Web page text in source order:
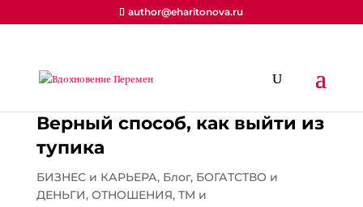
author@eharitonova.ru
Верный способ, как выйти из
тупика
БИЗНЕС и КАРЬЕРА, Блог, БОГАТСТВО и
ДЕНЬГИ, ОТНОШЕНИЯ, ТМ и